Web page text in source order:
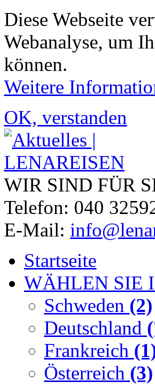
Diese Webseite
Webanalyse, um
können.
Weitere
OK, verstanden
WIR SIND FÜR
Telefon: 040
E-Mail:
Startseite
WÄHLEN SIE
Schweden (2)
Deutschland
Frankreich
Österreich (3)